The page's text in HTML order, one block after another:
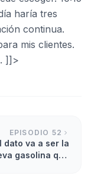
haría tres
continua.
mis clientes.
]]>
EPISODIO 52
dato va a ser la
gasolina que